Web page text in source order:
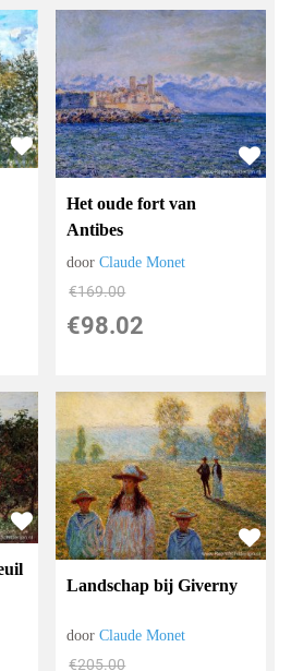
Het oude fort van
Antibes
doorClaude Monet
€169.00
€98.02
Landschap bij Giverny
doorClaude Monet
€205.00